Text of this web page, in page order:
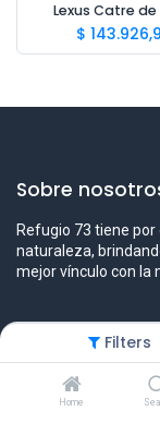
Filters
Home
Lexus Catre
$
Sobre
Refugio 73 tiene
naturaleza,
mejor vínculo con la
Contáctenos
Contáctenos